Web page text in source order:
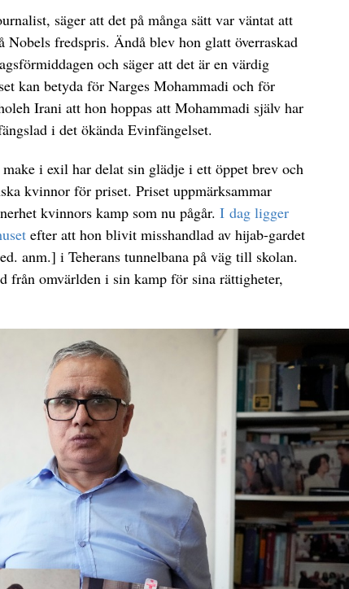
säger att det på många sätt var väntat att
Nobels fredspris. Ändå blev hon glatt överraskad
och säger att det är en värdig
kan betyda för Narges Mohammadi och för
Irani att hon hoppas att Mohammadi själv har
i det ökända Evinfängelset.
i exil har delat sin glädje i ett öppet brev och
kvinnor för priset. Priset uppmärksammar
kvinnors kamp som nu pågår. I dag ligger
efter att hon blivit misshandlad av hijab-gardet
anm.] i Teherans tunnelbana på väg till skolan.
från omvärlden i sin kamp för sina rättigheter,